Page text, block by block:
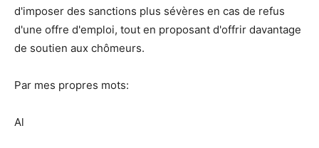
d'imposer des sanctions plus sévères en cas de refus
d'une offre d'emploi, tout en proposant d'offrir davantage
de soutien aux chômeurs.
Par mes propres mots:
Al